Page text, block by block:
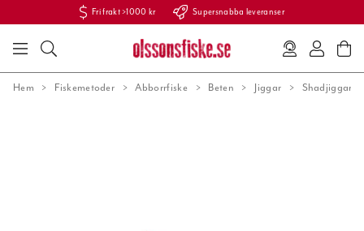
Fri frakt >1000 kr Supersnabba leveranser
Hem Fiskemetoder Abborrfiske Beten Jiggar Shadjiggar